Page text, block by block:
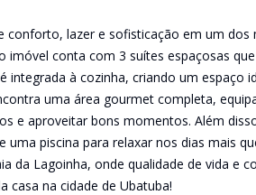
conforto, lazer e sofisticação em um
imóvel conta com 3 suítes espaçosas
integrada à cozinha, criando um espaço
uma área gourmet completa,
e aproveitar bons momentos. Além
uma piscina para relaxar nos dias mais
da Lagoinha, onde qualidade de vida e
casa na cidade de Ubatuba!